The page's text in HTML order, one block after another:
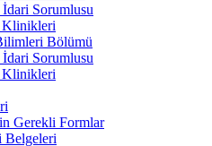
Sorumlusu
Bölümü
Sorumlusu
Gerekli Formlar
Belgeleri